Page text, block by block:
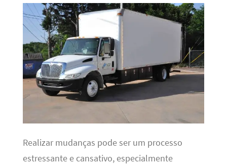
Realizar mudanças pode ser um processo
estressante e cansativo, especialmente